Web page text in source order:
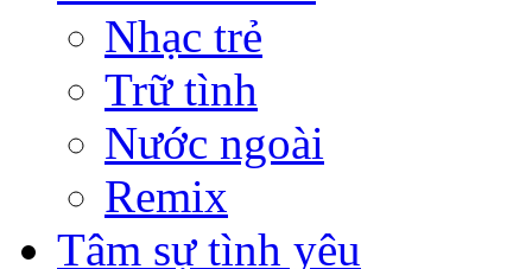
Nhạc trẻ
Trữ tình
Nước ngoài
Remix
Tâm sự tình yêu